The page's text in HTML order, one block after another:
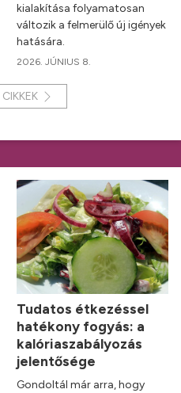
kialakítása folyamatosan
változik a felmerülő új igények
hatására.
2026. JÚNIUS 8.
Tudatos étkezéssel
hatékony fogyás: a
kalóriaszabályozás
jelentősége
Gondoltál már arra, hogy